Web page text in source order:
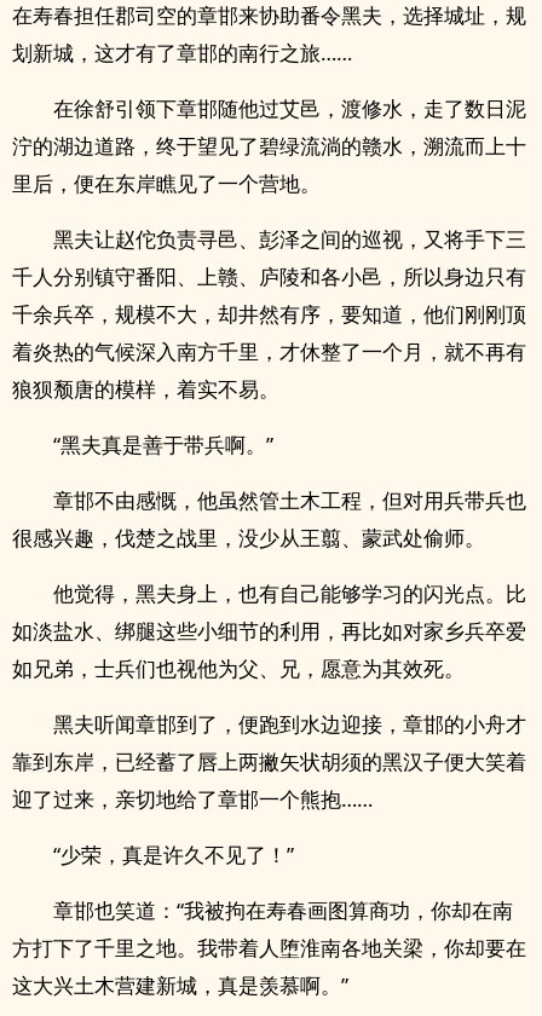
在寿春担任郡司空的章邯来协助番令黑夫，选择城址，规
划新城，这才有了章邯的南行之旅……
在徐舒引领下章邯随他过艾邑，渡修水，走了数日泥
泞的湖边道路，终于望见了碧绿流淌的赣水，溯流而上十
里后，便在东岸瞧见了一个营地。
黑夫让赵佗负责寻邑、彭泽之间的巡视，又将手下三
千人分别镇守番阳、上赣、庐陵和各小邑，所以身边只有
千余兵卒，规模不大，却井然有序，要知道，他们刚刚顶
着炎热的气候深入南方千里，才休整了一个月，就不再有
狼狈颓唐的模样，着实不易。
“黑夫真是善于带兵啊。”
章邯不由感慨，他虽然管土木工程，但对用兵带兵也
很感兴趣，伐楚之战里，没少从王翦、蒙武处偷师。
他觉得，黑夫身上，也有自己能够学习的闪光点。比
如淡盐水、绑腿这些小细节的利用，再比如对家乡兵卒爱
如兄弟，士兵们也视他为父、兄，愿意为其效死。
黑夫听闻章邯到了，便跑到水边迎接，章邯的小舟才
靠到东岸，已经蓄了唇上两撇矢状胡须的黑汉子便大笑着
迎了过来，亲切地给了章邯一个熊抱……
“少荣，真是许久不见了！”
章邯也笑道：“我被拘在寿春画图算商功，你却在南
方打下了千里之地。我带着人堕淮南各地关梁，你却要在
这大兴土木营建新城，真是羡慕啊。”